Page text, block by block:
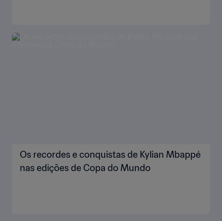
Os recordes e conquistas de Kylian Mbappé
nas edições de Copa do Mundo